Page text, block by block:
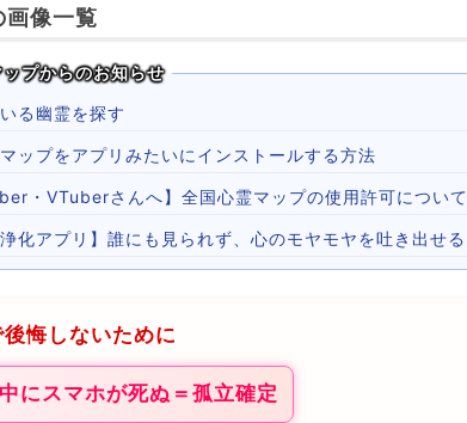
画像一覧
プからのお知らせ
る幽霊を探す
ップをアプリみたいにインストールする方法
・VTuberさんへ】全国心霊マップの使用許可について
化アプリ】誰にも見られず、心のモヤモヤを吐き出せる
悔しないために
にスマホが死ぬ＝孤立確定